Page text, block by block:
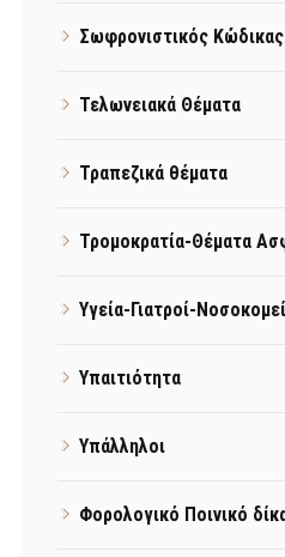
Σωφρονιστικός Κώδικας
Τελωνειακά Θέματα
Τραπεζικά θέματα
Τρομοκρατία-Θέματα
Υγεία-Γιατροί-
Υπαιτιότητα
Υπάλληλοι
Φορολογικό Ποινικό